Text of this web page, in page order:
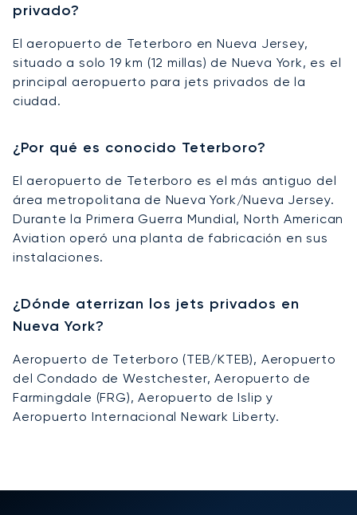
privado?
El aeropuerto de Teterboro en Nueva Jersey,
situado a solo 19 km (12 millas) de Nueva York, es el
principal aeropuerto para jets privados de la
ciudad.
¿Por qué es conocido Teterboro?
El aeropuerto de Teterboro es el más antiguo del
área metropolitana de Nueva York/Nueva Jersey.
Durante la Primera Guerra Mundial, North American
Aviation operó una planta de fabricación en sus
instalaciones.
¿Dónde aterrizan los jets privados en
Nueva York?
Aeropuerto de Teterboro (TEB/KTEB), Aeropuerto
del Condado de Westchester, Aeropuerto de
Farmingdale (FRG), Aeropuerto de Islip y
Aeropuerto Internacional Newark Liberty.